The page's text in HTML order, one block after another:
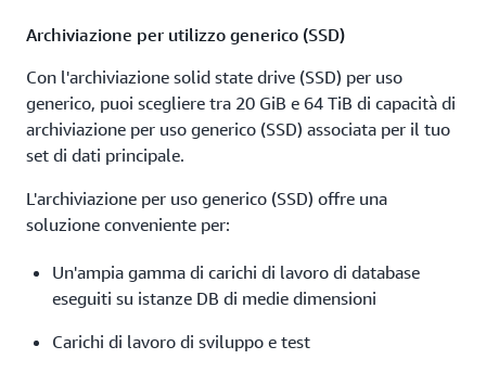
Archiviazione per utilizzo generico (SSD)
Con l'archiviazione solid state drive (SSD) per uso
generico, puoi scegliere tra 20 GiB e 64 TiB di capacità di
archiviazione per uso generico (SSD) associata per il tuo
set di dati principale.
L'archiviazione per uso generico (SSD) offre una
soluzione conveniente per:
Un'ampia gamma di carichi di lavoro di database
eseguiti su istanze DB di medie dimensioni
Carichi di lavoro di sviluppo e test